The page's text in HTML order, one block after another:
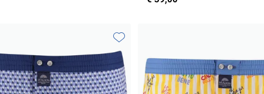
Toevoegen aan favorieten